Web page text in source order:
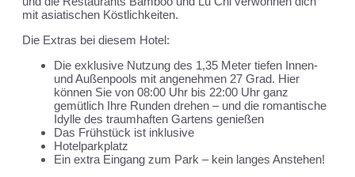
mit asiatischen Köstlichkeiten.
Die Extras bei diesem Hotel:
Die exklusive Nutzung des 1,35 Meter tiefen Innen-
und Außenpools mit angenehmen 27 Grad. Hier
können Sie von 08:00 Uhr bis 22:00 Uhr ganz
gemütlich Ihre Runden drehen – und die romantische
Idylle des traumhaften Gartens genießen
Das Frühstück ist inklusive
Hotelparkplatz
Ein extra Eingang zum Park – kein langes Anstehen!